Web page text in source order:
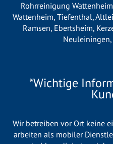
Rohrreinigung Wattenheim
Wattenheim, Tiefenthal,
Ramsen, Ebertsheim,
Neuleiningen,
*Wichtige
Wir betreiben vor Ort keine
arbeiten als mobiler